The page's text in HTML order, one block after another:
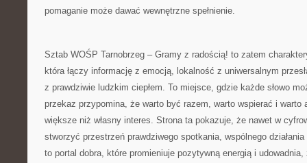
pomaganie może dawać wewnętrzne spełnienie.
Sztab WOŚP Tarnobrzeg – Gramy z radością! to zatem
która łączy informację z emocją, lokalność z uniwersalnym
z prawdziwie ludzkim ciepłem. To miejsce, gdzie każde słowo
przekaz przypomina, że warto być razem, warto wspierać i warto
większe niż własny interes. Strona ta pokazuje, że nawet w
stworzyć przestrzeń prawdziwego spotkania, wspólnego
to portal dobra, które promieniuje pozytywną energią i